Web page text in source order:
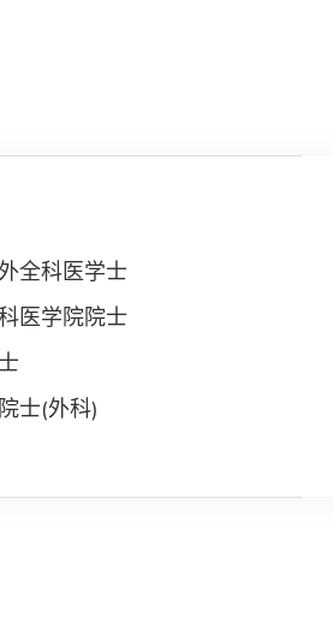
全科医学士
医学院院士
士(外科)